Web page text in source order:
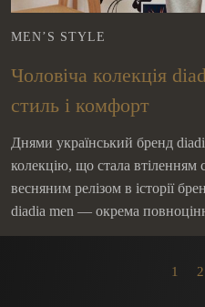
MEN’S STYLE
Чоловіча колекція
стиль і комфорт
Днями український бренд
колекцію, що стала
весняним релізом в історії
diadia men — окрема
1 2